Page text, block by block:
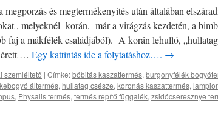
megporzás és megtermékenyítés után általában
, melyeknél korán, már a virágzás kezdetén, a
faj a mákfélék családjából). A korán lehulló,
érett … Egy kattintás ide a folytatáshoz…. →
szemléltető | Címke:bóbitás kaszattermés, burgonyfélék
áltermés, hullatag csésze, koronás kaszattermés,
, Physalis termés, termés repítő függalék, zsidócseresznye